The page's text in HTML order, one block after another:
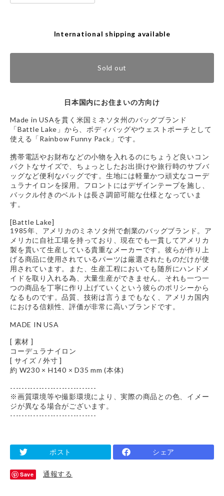
International shipping available
Sold out
日本国内にお住まいの方向け
Made in USAを貫く米国ミネソタ州のバッグブランド
「Battle Lake」から、ボディバッグやウェストポーチとして
使える「Rainbow Funny Pack」です。
携帯電話やお財布などの小物を入れるのにちょうど良いコン
パクトなサイズで、ちょっとしたお出掛けや旅行時のサブバ
ッグなど便利なバッグです。生地には軽量かつ頑丈なコーデ
ュラナイロンを採用。フロントにはデザインテープを施し、
バックル付きのベルトは長さ調節可能な仕様となっていま
す。
[Battle Lake]
1985年、アメリカのミネソタ州で創業のバッグブランド。ア
メリカに自社工場を持っており、現在でも一貫してアメリカ
製を貫いて生産している貴重なメーカーです。彼らが作り上
げる商品に使用されているパーツは厳選されたものだけが使
用されています。また、生産工程においても随所にハンドメ
イドを取り入れる為、大量生産ができません。それも一つ一
つの商品を丁寧に作り上げていくという彼らのポリシーから
なるものです。品質、技術は言うまでもなく、アメリカ国内
における信頼性、評価が非常に高いブランドです。
MADE IN USA
[ 素材 ]
コーデュラナイロン
[ サイズ / 外寸 ]
約 W230 × H140 × D35 mm (本体)
------------------------------
※画質環境等や撮影環境により、実際の商品との色、イメー
ジが異なる場合がございます。
------------------------------
ポスト シェア
Save 通報する